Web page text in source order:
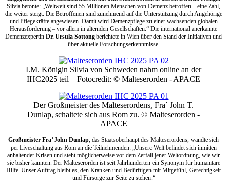
Silvia betonte: „Weltweit sind 55 Millionen Menschen von Demenz betroffen – eine Zahl,
die weiter steigt. Die Betroffenen sind zunehmend auf die Unterstützung durch Angehörige
und Pflegekräfte angewiesen. Damit wird Demenzpflege zu einer wachsenden globalen
Herausforderung – vor allem in alternden Gesellschaften.“ Die international anerkannte
Demenzexpertin Dr. Ursula Sottong berichtete in Wien über den Stand der Initiativen und
über aktuelle Forschungserkenntnisse.
I.M. Königin Silvia von Schweden nahm online an der
IHC2025 teil – Fotocredit: © Malteserorden - APACE
Der Großmeister des Malteserordens, Fra´ John T.
Dunlap, schaltete sich aus Rom zu. © Malteserorden -
APACE
Großmeister Fra’ John Dunlap , das Staatsoberhaupt des Malteserordens, wandte sich
per Liveschaltung aus Rom an die Teilnehmenden: „Unsere Welt befindet sich inmitten
anhaltender Krisen und steht möglicherweise vor dem Zerfall jener Weltordnung, wie wir
sie bisher kannten. Der Malteserorden ist seit Jahrhunderten ein Synonym für humanitäre
Hilfe. Unser Auftrag bleibt es, den Kranken und Bedürftigen mit Mitgefühl, Gerechtigkeit
und Fürsorge zur Seite zu stehen.“